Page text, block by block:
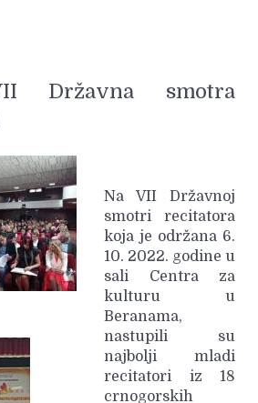
Državna smotra
Na VII Državnoj
smotri recitatora
koja je održana 6.
10. 2022. godine u
sali Centra za
kulturu u
Beranama,
nastupili su
najbolji mladi
recitatori iz 18
crnogorskih